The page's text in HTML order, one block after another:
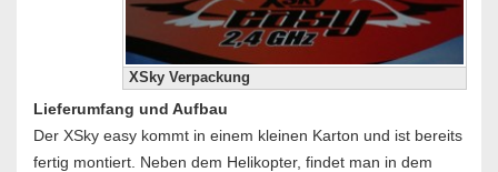
XSky Verpackung
Lieferumfang und Aufbau
Der XSky easy kommt in einem kleinen Karton und ist bereits
fertig montiert. Neben dem Helikopter, findet man in dem